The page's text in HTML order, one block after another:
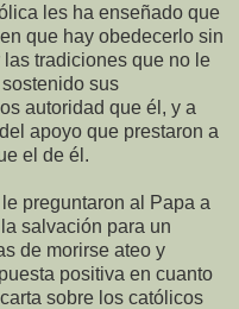
les ha enseñado que
que hay obedecerlo sin
tradiciones que no le
sus
autoridad que él, y a
apoyo que prestaron a
el de él.
preguntaron al Papa a
salvación para un
de morirse ateo y
positiva en cuanto
sobre los católicos